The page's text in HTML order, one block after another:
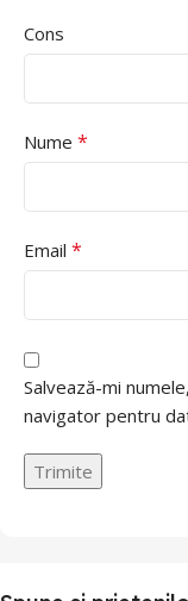
Cons
Nume *
Email *
Salvează-mi
navigator pentru